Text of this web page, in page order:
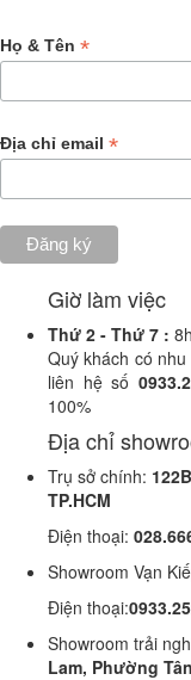
Họ & Tên *
Địa chỉ email *
Giờ làm việc
Thứ 2 - Thứ 7 :
Quý khách có
liên hệ số
100%
Địa chỉ
Trụ sở chính:
TP.HCM
Điện thoại:
Showroom Vạn
Điện thoại:
Showroom trải
Lam, Phường